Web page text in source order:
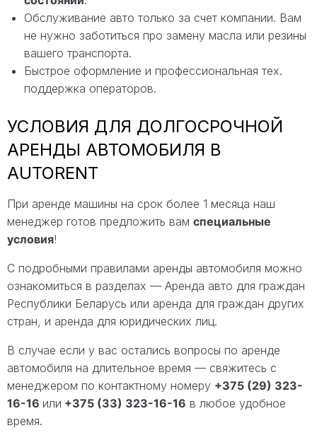
Обслуживание авто только за счет компании. Вам
не нужно заботиться про замену масла или резины
вашего транспорта.
Быстрое оформление и профессиональная тех.
поддержка операторов.
УСЛОВИЯ ДЛЯ ДОЛГОСРОЧНОЙ
АРЕНДЫ АВТОМОБИЛЯ В
AUTORENT
При аренде машины на срок более 1 месяца наш
менеджер готов предложить вам специальные
условия!
С подробными правилами аренды автомобиля можно
ознакомиться в разделах — Аренда авто для граждан
Республики Беларусь или аренда для граждан других
стран, и аренда для юридических лиц.
В случае если у вас остались вопросы по аренде
автомобиля на длительное время — свяжитесь с
менеджером по контактному номеру +375 (29) 323-
16-16 или +375 (33) 323-16-16 в любое удобное
время.